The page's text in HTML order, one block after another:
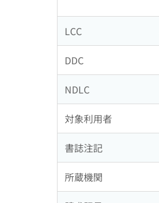
LCC
DDC
NDLC
対象利用者
書誌注記
所蔵機関